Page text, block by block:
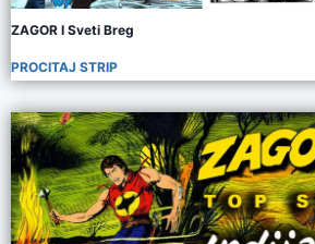
ZAGOR I Sveti Breg
PROCITAJ STRIP